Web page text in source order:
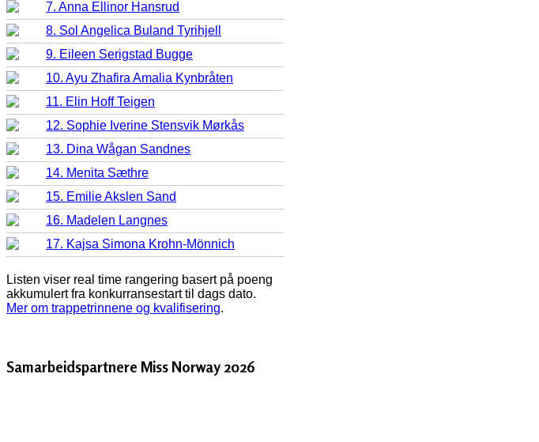
7. Anna Ellinor Hansrud
8. Sol Angelica Buland Tyrihjell
9. Eileen Serigstad Bugge
10. Ayu Zhafira Amalia Kynbråten
11. Elin Hoff Teigen
12. Sophie Iverine Stensvik Mørkås
13. Dina Wågan Sandnes
14. Menita Sæthre
15. Emilie Akslen Sand
16. Madelen Langnes
17. Kajsa Simona Krohn-Mönnich
Listen viser real time rangering basert på poeng
akkumulert fra konkurransestart til dags dato.
Mer om trappetrinnene og kvalifisering.
Samarbeidspartnere Miss Norway 2026